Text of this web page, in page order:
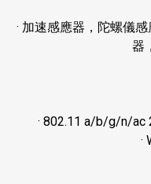
· 加速感應器，陀螺儀
器
· 802.11 a/b/g/n/ac
·